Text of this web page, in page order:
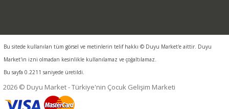
Bu sitede kullanılan tüm görsel ve metinlerin telif hakkı © Duyu Market'e aittir. Duyu
Market'in izni olmadan kesinlikle kullanılamaz ve çoğaltılamaz.
Bu sayfa 0.2211 saniyede üretildi.
2026 © Duyu Market - Türkiye'nin Çocuk Gelişim Marketi